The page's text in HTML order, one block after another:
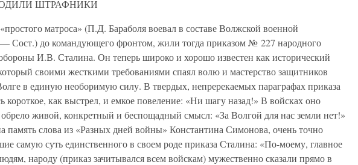
ШТРАФНИКИ
матроса» (П.Д. Бараболя воевал в составе Волжской военной
Сост.) до командующего фронтом, жили тогда приказом № 227 народного
И.В. Сталина. Он теперь широко и хорошо известен как исторический
своими жесткими требованиями спаял волю и мастерство защитников
в единую необоримую силу. В твердых, непререкаемых параграфах приказа
короткое, как выстрел, и емкое повеление: «Ни шагу назад!» В войсках оно
живой, конкретный и беспощадный смысл: «За Волгой для нас земли нет!»
память слова из «Разных дней войны» Константина Симонова, очень точно
самую суть единственного в своем роде приказа Сталина: «По-моему, главное
народу (приказ зачитывался всем войскам) мужественно сказали прямо в